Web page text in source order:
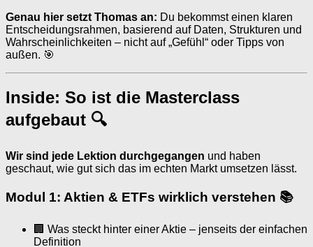
Genau hier setzt Thomas an: Du bekommst einen klaren
Entscheidungsrahmen, basierend auf Daten, Strukturen und
Wahrscheinlichkeiten – nicht auf „Gefühl“ oder Tipps von
außen. 🎯
Inside: So ist die Masterclass
aufgebaut 🔍
Wir sind jede Lektion durchgegangen und haben
geschaut, wie gut sich das im echten Markt umsetzen lässt.
Modul 1: Aktien & ETFs wirklich verstehen 📚
🏢 Was steckt hinter einer Aktie – jenseits der einfachen
Definition